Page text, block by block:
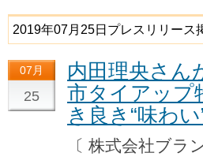
2019年07月25日プレスリリース
07月
25
内田理央さん
市タイアップ
き良き“味わ
〔 株式会社ブ